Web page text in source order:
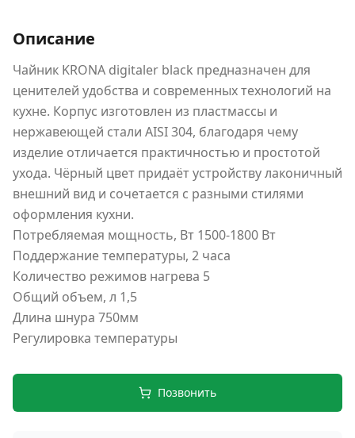
Описание
Чайник KRONA digitaler black предназначен для
ценителей удобства и современных технологий на
кухне. Корпус изготовлен из пластмассы и
нержавеющей стали AISI 304, благодаря чему
изделие отличается практичностью и простотой
ухода. Чёрный цвет придаёт устройству лаконичный
внешний вид и сочетается с разными стилями
оформления кухни.
Потребляемая мощность, Вт 1500-1800 Вт
Поддержание температуры, 2 часа
Количество режимов нагрева 5
Общий объем, л 1,5
Длина шнура 750мм
Регулировка температуры
Позвонить